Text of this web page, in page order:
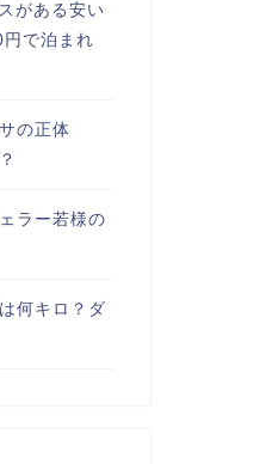
がある安い
で泊まれ
の正体
ラー若様の
何キロ？ダ